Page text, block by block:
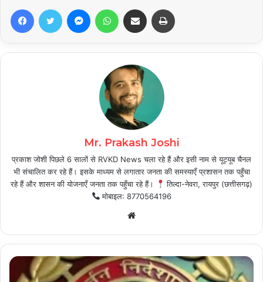
FacebookTwitter MessengerWhatsAppShare via Email
Mr. Prakash Joshi
प्रकाश जोशी पिछले 6 सालों से RVKD News चला रहे हैं और इसी नाम से यूट्यूब चैनल
भी संचालित कर रहे हैं। इसके माध्यम से लगातार जनता की समस्याएँ प्रशासन तक पहुँचा
रहे हैं और शासन की योजनाएँ जनता तक पहुँचा रहे हैं।
तिल्दा-नेवरा, रायपुर (छत्तीसगढ़)
मोबाइल: 8770564196
Website